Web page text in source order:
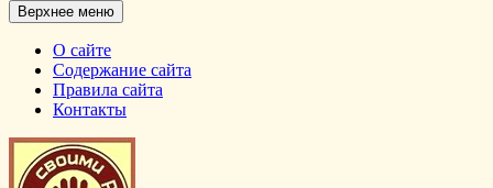
Верхнее меню
О сайте
Содержание сайта
Правила сайта
Контакты